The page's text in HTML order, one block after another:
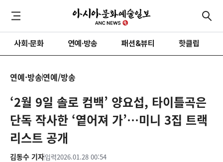
사회·문화 연예·방송 패션&뷰티 핫클립
연예·방송연예/방송
‘2월 9일 솔로 컴백’ 양요섭, 타이틀곡은
단독 작사한 ‘옅어져 가’…미니 3집 트랙
리스트 공개
김동수 기자입력2026.01.28 00:54